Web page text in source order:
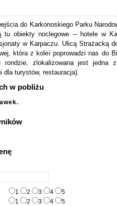
do Karkonoskiego Parku
tu obiekty noclegowe – hotele w
w Karpaczu. Ulicą Strażacką
która z kolei poprowadzi nas do
rondzie, zlokalizowana jest jedna
dla turystów, restauracja).
w pobliżu
1 2 3 4
5
1 2 3 4 5